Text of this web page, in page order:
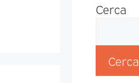
Cerca
Cerca